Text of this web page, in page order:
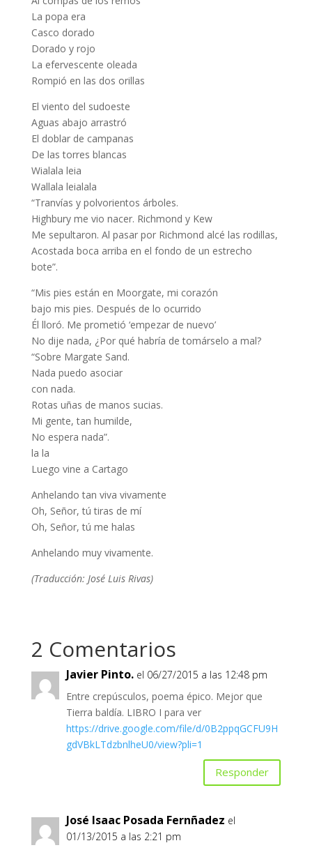
La popa era
Casco dorado
Dorado y rojo
La efervescente oleada
Rompió en las dos orillas
El viento del sudoeste
Aguas abajo arrastró
El doblar de campanas
De las torres blancas
Wialala leia
Wallala leialala
“Tranvías y polvorientos árboles.
Highbury me vio nacer. Richmond y Kew
Me sepultaron. Al pasar por Richmond alcé las rodillas,
Acostada boca arriba en el fondo de un estrecho
bote”.
“Mis pies están en Moorgate, mi corazón
bajo mis pies. Después de lo ocurrido
Él lloró. Me prometió ‘empezar de nuevo’
No dije nada, ¿Por qué habría de tomárselo a mal?
“Sobre Margate Sand.
Nada puedo asociar
con nada.
Rotas uñas de manos sucias.
Mi gente, tan humilde,
No espera nada”.
la la
Luego vine a Cartago
Anhelando tan viva vivamente
Oh, Señor, tú tiras de mí
Oh, Señor, tú me halas
Anhelando muy vivamente.
(Traducción: José Luis Rivas)
2 Comentarios
Javier Pinto. el 06/27/2015 a las 12:48 pm
Entre crepúsculos, poema épico. Mejor que
Tierra baldía. LIBRO I para ver
https://drive.google.com/file/d/0B2ppqGCFU9H
gdVBkLTdzbnlheU0/view?pli=1
Responder
José Isaac Posada Fernñadez el
01/13/2015 a las 2:21 pm